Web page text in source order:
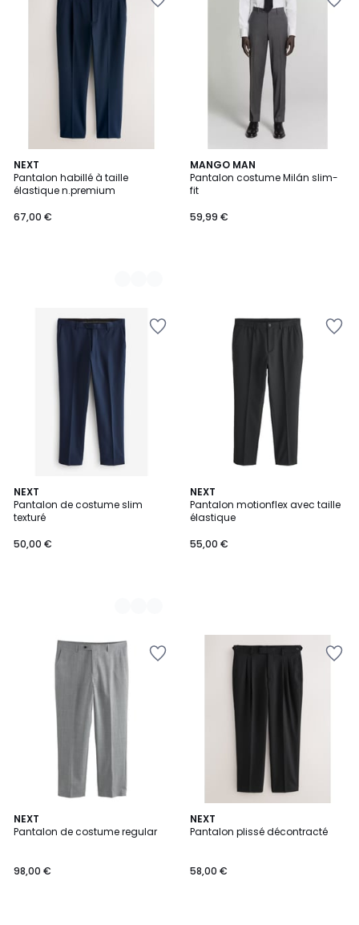
NEXT
Pantalon habillé à taille
élastique n.premium
67,00 €
3
Couleurs
MANGO MAN
Pantalon costume Milán slim-
fit
59,99 €
NEXT
Pantalon de costume slim
texturé
50,00 €
3
Couleurs
NEXT
Pantalon motionflex avec taille
élastique
55,00 €
NEXT
Pantalon de costume regular
98,00 €
4
/
6
Couleurs
NEXT
Pantalon plissé décontracté
58,00 €
2
Couleurs